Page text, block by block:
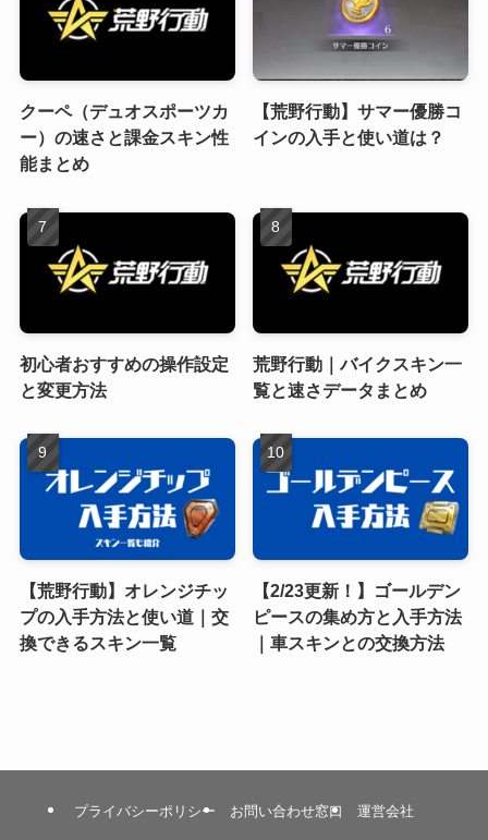
クーペ（デュオスポーツカ
ー）の速さと課金スキン性
能まとめ
【荒野行動】サマー優勝コ
インの入手と使い道は？
初心者おすすめの操作設定
と変更方法
荒野行動｜バイクスキン一
覧と速さデータまとめ
【荒野行動】オレンジチッ
プの入手方法と使い道｜交
換できるスキン一覧
【2/23更新！】ゴールデン
ピースの集め方と入手方法
｜車スキンとの交換方法
プライバシーポリシー お問い合わせ窓口 運営会社